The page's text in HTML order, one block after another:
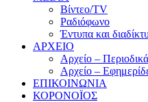
Βίντεο/TV
Ραδιόφωνο
Έντυπα και
ΑΡΧΕΙΟ
Αρχείο – Περιοδικά
Αρχείο –
ΕΠΙΚΟΙΝΩΝΙΑ
ΚΟΡΟΝΟΪΟΣ